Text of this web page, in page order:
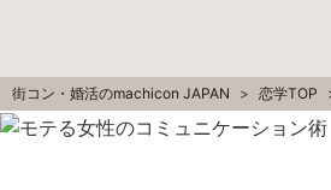
街コン・婚活のmachicon JAPAN 恋学TOP